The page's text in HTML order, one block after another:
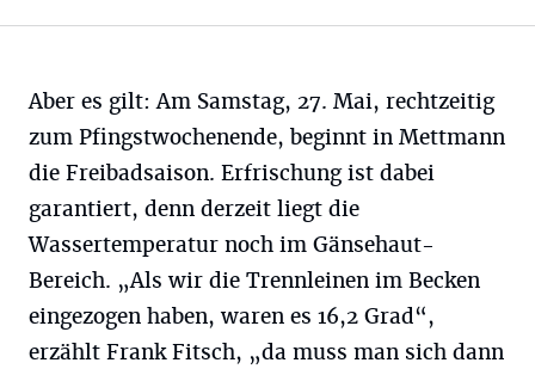
Aber es gilt: Am Samstag, 27. Mai, rechtzeitig
zum Pfingstwochenende, beginnt in Mettmann
die Freibadsaison. Erfrischung ist dabei
garantiert, denn derzeit liegt die
Wassertemperatur noch im Gänsehaut-
Bereich. „Als wir die Trennleinen im Becken
eingezogen haben, waren es 16,2 Grad“,
erzählt Frank Fitsch, „da muss man sich dann